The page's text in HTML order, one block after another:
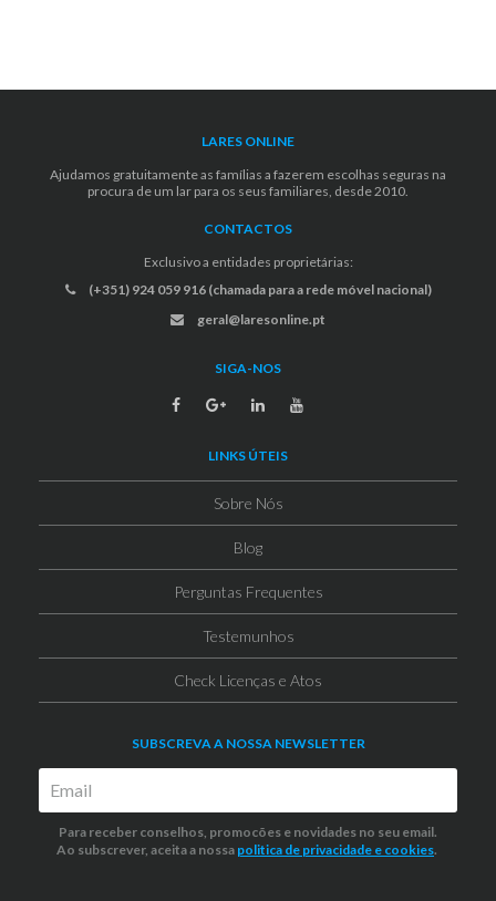
LARES ONLINE
Ajudamos gratuitamente as famílias a fazerem escolhas seguras na
procura de um lar para os seus familiares, desde 2010.
CONTACTOS
Exclusivo a entidades proprietárias:
(+351) 924 059 916 (chamada para a rede móvel nacional)
geral@laresonline.pt
SIGA-NOS
LINKS ÚTEIS
Sobre Nós
Blog
Perguntas Frequentes
Testemunhos
Check Licenças e Atos
SUBSCREVA A NOSSA NEWSLETTER
Para receber conselhos, promocões e novidades no seu email.
Ao subscrever, aceita a nossa politica de privacidade e cookies.